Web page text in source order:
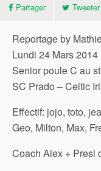
Partager Tweeter
Reportage by
Lundi 24 Mars
Senior poule C au
SC Prado – Celtic
Effectif: jojo, toto,
Geo, Milton, Max,
Coach Alex + Presi